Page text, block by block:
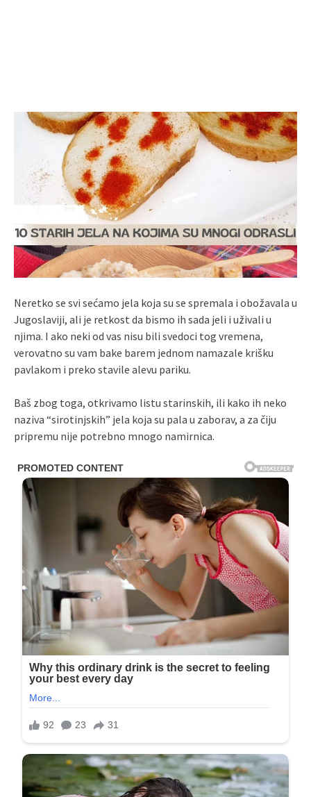
Neretko se svi sećamo jela koja su se spremala i obožavala u
Jugoslaviji, ali je retkost da bismo ih sada jeli i uživali u
njima. I ako neki od vas nisu bili svedoci tog vremena,
verovatno su vam bake barem jednom namazale krišku
pavlakom i preko stavile alevu pariku.
Baš zbog toga, otkrivamo listu starinskih, ili kako ih neko
naziva “sirotinjskih” jela koja su pala u zaborav, a za čiju
pripremu nije potrebno mnogo namirnica.